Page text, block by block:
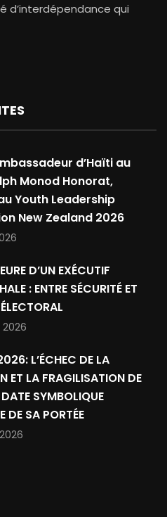
d’interdépendance qui
d’Haïti au
Monod Honorat,
Youth Leadership
New Zealand 2026
D’UN EXÉCUTIF
: ENTRE SÉCURITÉ ET
L’ÉCHEC DE LA
ET LA FRAGILISATION DE
DATE SYMBOLIQUE
DE SA PORTÉE